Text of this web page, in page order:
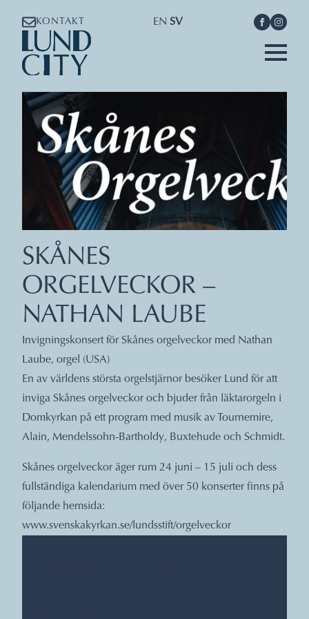
KONTAKT EN SV
SKÅNES
ORGELVECKOR –
NATHAN LAUBE
Invigningskonsert för Skånes orgelveckor med Nathan
Laube, orgel (USA)
En av världens största orgelstjärnor besöker Lund för att
inviga Skånes orgelveckor och bjuder från läktarorgeln i
Domkyrkan på ett program med musik av Tournemire,
Alain, Mendelssohn-Bartholdy, Buxtehude och Schmidt.
Skånes orgelveckor äger rum 24 juni – 15 juli och dess
fullständiga kalendarium med över 50 konserter finns på
följande hemsida:
www.svenskakyrkan.se/lundsstift/orgelveckor